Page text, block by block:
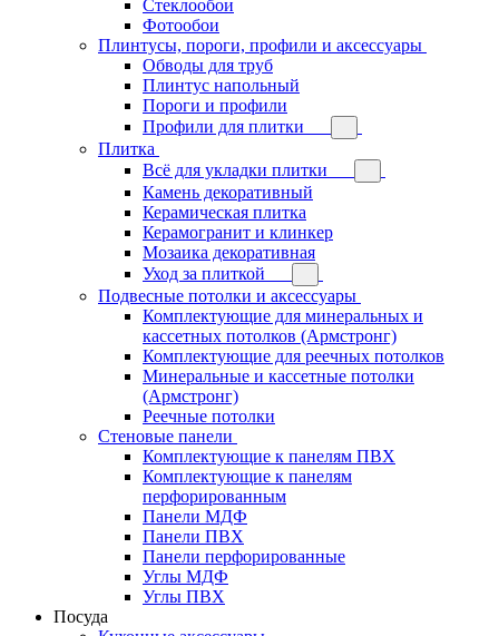
Стеклообои
Фотообои
Плинтусы, пороги, профили и аксессуары
Обводы для труб
Плинтус напольный
Пороги и профили
Профили для плитки
Плитка
Всё для укладки плитки
Камень декоративный
Керамическая плитка
Керамогранит и клинкер
Мозаика декоративная
Уход за плиткой
Подвесные потолки и аксессуары
Комплектующие для минеральных и
кассетных потолков (Армстронг)
Комплектующие для реечных потолков
Минеральные и кассетные потолки
(Армстронг)
Реечные потолки
Стеновые панели
Комплектующие к панелям ПВХ
Комплектующие к панелям
перфорированным
Панели МДФ
Панели ПВХ
Панели перфорированные
Углы МДФ
Углы ПВХ
Посуда